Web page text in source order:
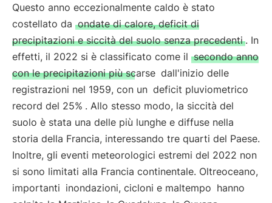
Questo anno eccezionalmente caldo è stato
costellato da ondate di calore, deficit di
precipitazioni e siccità del suolo senza precedenti . In
effetti, il 2022 si è classificato come il secondo anno
con le precipitazioni più scarse dall'inizio delle
registrazioni nel 1959, con un deficit pluviometrico
record del 25% . Allo stesso modo, la siccità del
suolo è stata una delle più lunghe e diffuse nella
storia della Francia, interessando tre quarti del Paese.
Inoltre, gli eventi meteorologici estremi del 2022 non
si sono limitati alla Francia continentale. Oltreoceano,
importanti inondazioni, cicloni e maltempo hanno